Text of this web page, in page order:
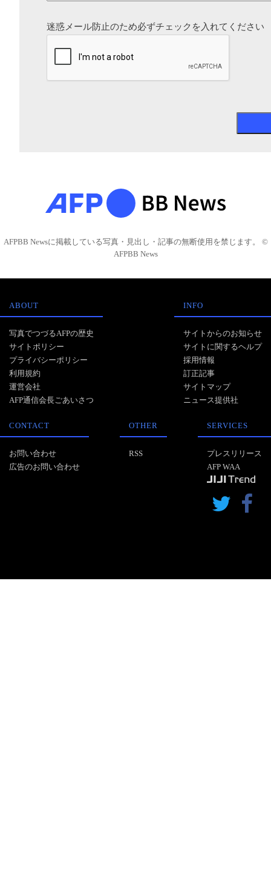
迷惑メール防止のため必ずチェックを入れてください
AFPBB Newsに掲載している写真・見出し・記事の無断使用を禁じます。 ©
AFPBB News
ABOUT
写真でつづるAFPの歴史
サイトポリシー
プライバシーポリシー
利用規約
運営会社
AFP通信会長ごあいさつ
INFO
サイトからのお知らせ
サイトに関するヘルプ
採用情報
訂正記事
サイトマップ
ニュース提供社
CONTACT
お問い合わせ
広告のお問い合わせ
OTHER
RSS
SERVICES
プレスリリース
AFP WAA